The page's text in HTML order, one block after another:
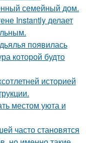
семейный дом.
Instantly делает
появилась
которой будто
историей
местом уюта и
часто становятся